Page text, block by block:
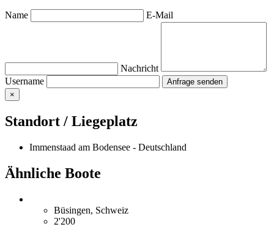
Name E-Mail
Nachricht
Username
×
Standort / Liegeplatz
Immenstaad am Bodensee - Deutschland
Ähnliche Boote
Büsingen, Schweiz
2'200